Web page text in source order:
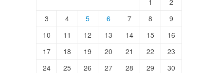
3
4 5 6 7 8
9
10
11 12 13 14 15
16
17
18 19 20 21 22
23
24
25 26 27 28 29
30